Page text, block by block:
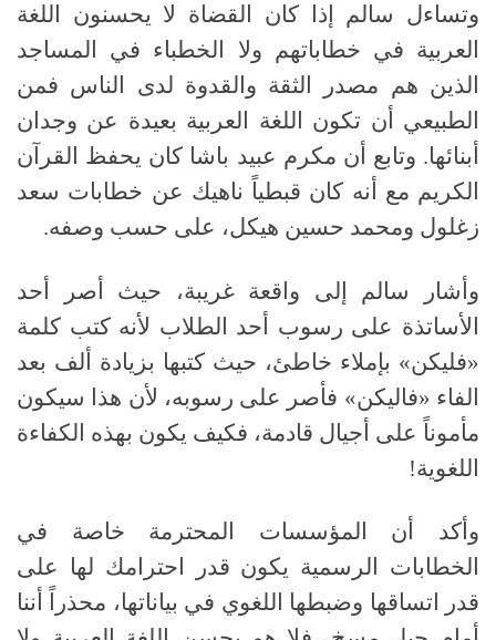
وتساءل سالم إذا كان القضاة لا يحسنون اللغة
العربية في خطاباتهم ولا الخطباء في المساجد
الذين هم مصدر الثقة والقدوة لدى الناس فمن
الطبيعي أن تكون اللغة العربية بعيدة عن وجدان
أبنائها. وتابع أن مكرم عبيد باشا كان يحفظ القرآن
الكريم مع أنه كان قبطياً ناهيك عن خطابات سعد
زغلول ومحمد حسين هيكل، على حسب وصفه.
وأشار سالم إلى واقعة غريبة، حيث أصر أحد
الأساتذة على رسوب أحد الطلاب لأنه كتب كلمة
«فليكن» بإملاء خاطئ، حيث كتبها بزيادة ألف بعد
الفاء «فاليكن» فأصر على رسوبه، لأن هذا سيكون
مأموناً على أجيال قادمة، فكيف يكون بهذه الكفاءة
اللغوية!
وأكد أن المؤسسات المحترمة خاصة في
الخطابات الرسمية يكون قدر احترامك لها على
قدر اتساقها وضبطها اللغوي في بياناتها، محذراً أننا